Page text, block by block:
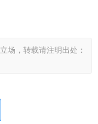
场，转载请注明出处：